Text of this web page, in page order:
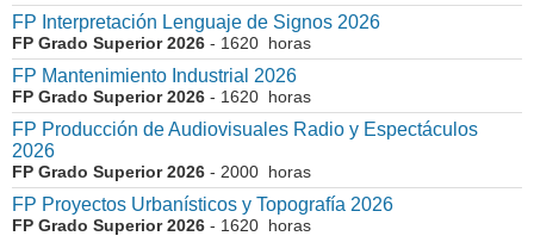
FP Interpretación Lenguaje de Signos 2026
FP Grado Superior 2026 - 1620 horas
FP Mantenimiento Industrial 2026
FP Grado Superior 2026 - 1620 horas
FP Producción de Audiovisuales Radio y Espectáculos
2026
FP Grado Superior 2026 - 2000 horas
FP Proyectos Urbanísticos y Topografía 2026
FP Grado Superior 2026 - 1620 horas